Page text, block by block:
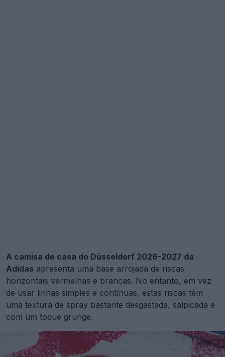
A camisa de casa do Düsseldorf 2026-2027 da
Adidas apresenta uma base arrojada de riscas
horizontais vermelhas e brancas. No entanto, em vez
de usar linhas simples e contínuas, estas riscas têm
uma textura de spray bastante desgastada, salpicada e
com um toque grunge.